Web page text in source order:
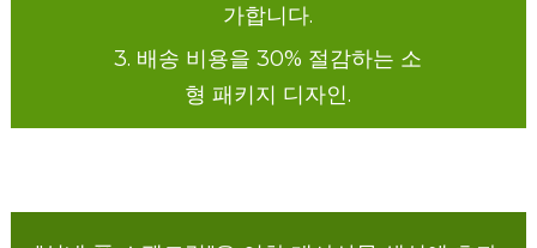
가합니다.
3. 배송 비용을 30% 절감하는 소
형 패키지 디자인.